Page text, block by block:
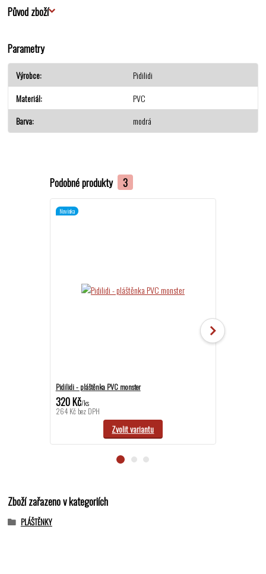
Původ zboží
Parametry
Výrobce
Pidilidi
Materiál
PVC
Barva
modrá
Podobné produkty 3
Novinka
Pidilidi - pláštěnka PVC monster
320 Kč/ks
264 Kč bez DPH
Zvolit variantu
Zboží zařazeno v kategoriích
PLÁŠTĚNKY